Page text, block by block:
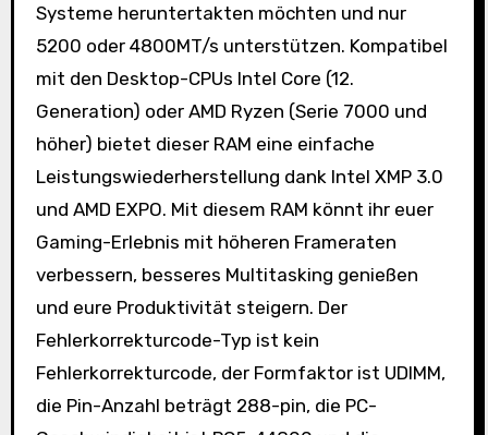
Systeme heruntertakten möchten und nur
5200 oder 4800MT/s unterstützen. Kompatibel
mit den Desktop-CPUs Intel Core (12.
Generation) oder AMD Ryzen (Serie 7000 und
höher) bietet dieser RAM eine einfache
Leistungswiederherstellung dank Intel XMP 3.0
und AMD EXPO. Mit diesem RAM könnt ihr euer
Gaming-Erlebnis mit höheren Frameraten
verbessern, besseres Multitasking genießen
und eure Produktivität steigern. Der
Fehlerkorrekturcode-Typ ist kein
Fehlerkorrekturcode, der Formfaktor ist UDIMM,
die Pin-Anzahl beträgt 288-pin, die PC-